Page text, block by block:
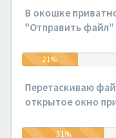
В окошке
"Отправить файл"
21%
Перетаскиваю
открытое окно
31%